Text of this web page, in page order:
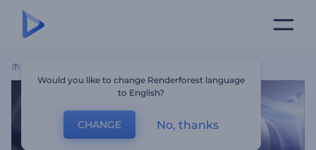
ホーム
Would you like to change Renderforest language
to English?
CHANGE No, thanks